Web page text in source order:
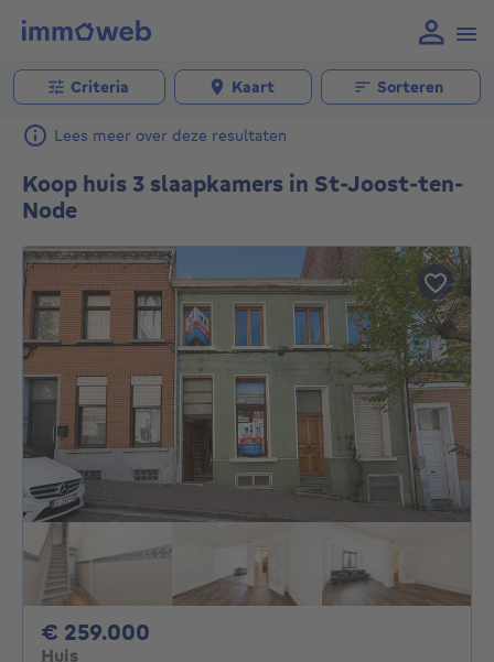
Criteria Kaart Sorteren
Lees meer over deze resultaten
Koop huis 3 slaapkamers in St-Joost-ten-
Node
€ 259.000
Huis